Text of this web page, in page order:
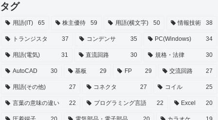
タグ
用語(IT) 65 株主優待 59 用語(横文字) 50 情報技術 38
トランジスタ 37 コンデンサ 35 PC(Windows) 34
用語(電気) 31 直流回路 30 規格・法律 30
AutoCAD 30 基板 29 FP 29 交流回路 27
用語(その他) 27 コネクタ 27 コイル 25
言葉の意味の違い 22 プログラミング言語 22 Excel 20